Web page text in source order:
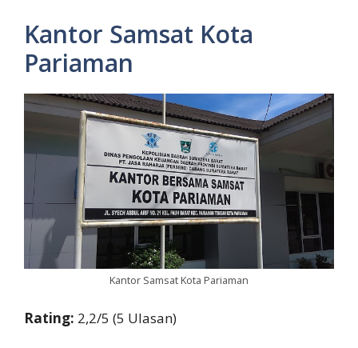
Kantor Samsat Kota
Pariaman
Kantor Samsat Kota Pariaman
Rating: 2,2/5 (5 Ulasan)